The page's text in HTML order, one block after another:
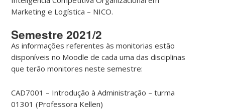
Marketing e Logística – NICO.
Semestre 2021/2
As informações referentes às monitorias estão
disponíveis no Moodle de cada uma das disciplinas
que terão monitores neste semestre:
CAD7001 – Introdução à Administração – turma
01301 (Professora Kellen)